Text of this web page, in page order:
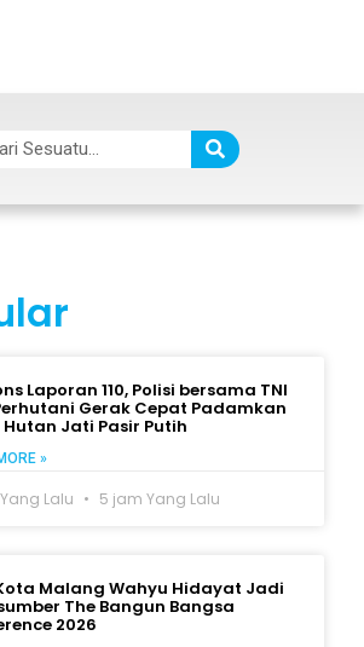
Laporan 110, Polisi bersama TNI
Gerak Cepat Padamkan
Hutan Jati Pasir Putih
»
Lalu 5 jam Yang Lalu
Malang Wahyu Hidayat Jadi
The Bangun Bangsa
2026